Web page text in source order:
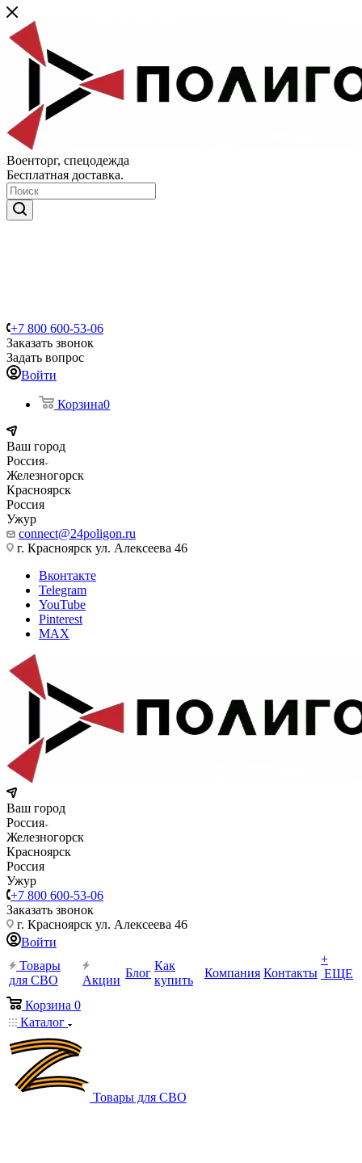
Военторг, спецодежда
Бесплатная доставка.
+7 800 600-53-06
Заказать звонок
Задать вопрос
Войти
Корзина0
Ваш город
Россия
Железногорск
Красноярск
Россия
Ужур
connect@24poligon.ru
г. Красноярск ул. Алексеева 46
Вконтакте
Telegram
YouTube
Pinterest
MAX
Ваш город
Россия
Железногорск
Красноярск
Россия
Ужур
+7 800 600-53-06
Заказать звонок
г. Красноярск ул. Алексеева 46
Войти
Товары
для СВО
Акции
Блог
Как
купить
Компания Контакты
+
ЕЩЕ
Корзина 0
Каталог
Товары для СВО